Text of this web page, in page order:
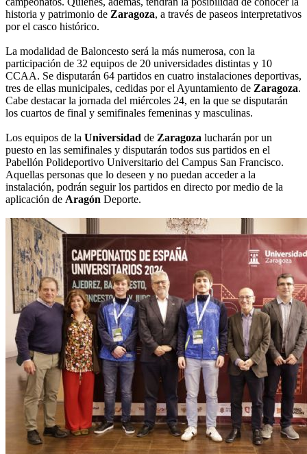
historia y patrimonio de Zaragoza, a través de paseos interpretativos
por el casco histórico.
La modalidad de Baloncesto será la más numerosa, con la
participación de 32 equipos de 20 universidades distintas y 10
CCAA. Se disputarán 64 partidos en cuatro instalaciones deportivas,
tres de ellas municipales, cedidas por el Ayuntamiento de Zaragoza.
Cabe destacar la jornada del miércoles 24, en la que se disputarán
los cuartos de final y semifinales femeninas y masculinas.
Los equipos de la Universidad de Zaragoza lucharán por un
puesto en las semifinales y disputarán todos sus partidos en el
Pabellón Polideportivo Universitario del Campus San Francisco.
Aquellas personas que lo deseen y no puedan acceder a la
instalación, podrán seguir los partidos en directo por medio de la
aplicación de Aragón Deporte.